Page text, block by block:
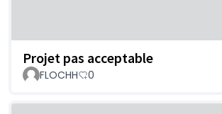
Projet pas acceptable
FLOCHH 0